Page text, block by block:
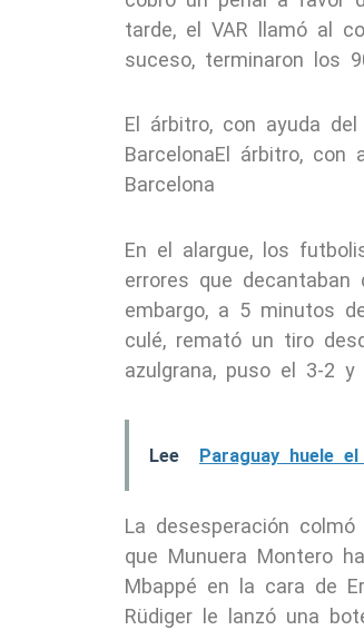
tarde, el VAR llamó al
suceso, terminaron los
El árbitro, con ayuda
BarcelonaEl árbitro, con
Barcelona
En el alargue, los
errores que
embargo, a 5 minutos
culé, remató un tiro
azulgrana, puso el 3-2
Lee Paraguay huele
La desesperación
que Munuera Montero
Mbappé en la cara de
Rüdiger le lanzó una